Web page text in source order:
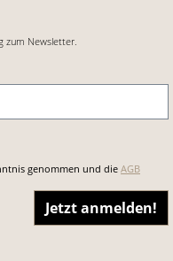
zum Newsletter.
genommen und die AGB
Jetzt anmelden!